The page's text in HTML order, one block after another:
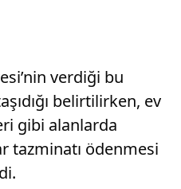
verdiği bu
belirtilirken, ev
gibi alanlarda
tazminatı ödenmesi